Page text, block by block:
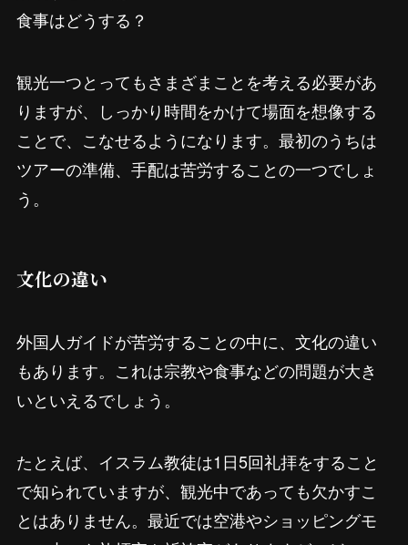
食事はどうする？
観光一つとってもさまざまことを考える必要があ
りますが、しっかり時間をかけて場面を想像する
ことで、こなせるようになります。最初のうちは
ツアーの準備、手配は苦労することの一つでしょ
う。
文化の違い
外国人ガイドが苦労することの中に、文化の違い
もあります。これは宗教や食事などの問題が大き
いといえるでしょう。
たとえば、イスラム教徒は1日5回礼拝をすること
で知られていますが、観光中であっても欠かすこ
とはありません。最近では空港やショッピングモ